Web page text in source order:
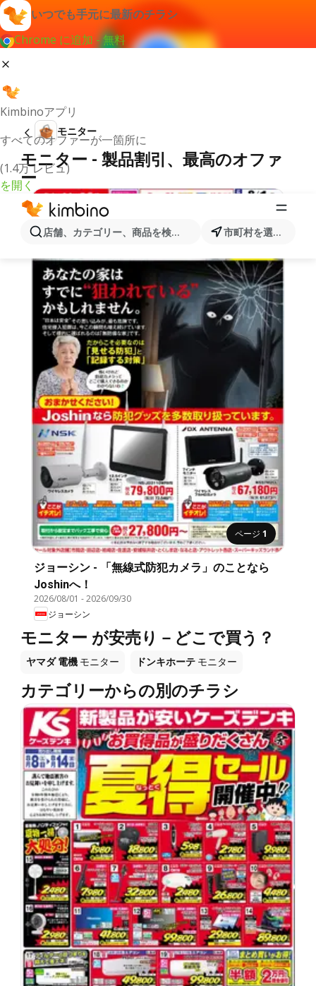
いつでも手元に最新のチラシ
Chrome に追加 - 無料
Kimbinoアプリ
すべてのオファーが一箇所に
(1.4万 レビュ)
を開く
店舗、カテゴリー、商品を検索... 市町村を選択します
モニター
モニター - 製品割引、最高のオファ
ー
ページ 1
ジョーシン - 「無線式防犯カメラ」のことなら
Joshinへ！
2026/08/01 -2026/09/30
ジョーシン
モニター が安売り－どこで買う？
ヤマダ 電機 モニター ドンキホーテ モニター
カテゴリーからの別のチラシ